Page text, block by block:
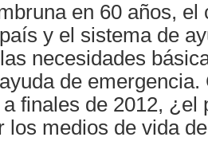
en 60 años,
y el sistema de
necesidades
de
finales de 2012,
los medios de vida